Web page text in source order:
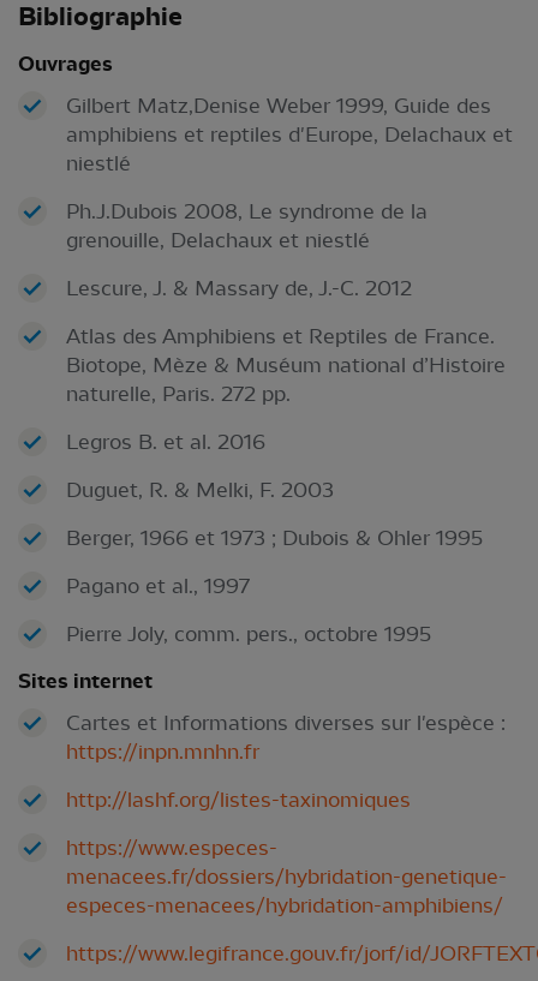
Bibliographie
Ouvrages
Gilbert Matz,Denise Weber 1999, Guide des
amphibiens et reptiles d'Europe, Delachaux et
niestlé
Ph.J.Dubois 2008, Le syndrome de la
grenouille, Delachaux et niestlé
Lescure, J. & Massary de, J.-C. 2012
Atlas des Amphibiens et Reptiles de France.
Biotope, Mèze & Muséum national d’Histoire
naturelle, Paris. 272 pp.
Legros B. et al. 2016
Duguet, R. & Melki, F. 2003
Berger, 1966 et 1973 ; Dubois & Ohler 1995
Pagano et al., 1997
Pierre Joly, comm. pers., octobre 1995
Sites internet
Cartes et Informations diverses sur l'espèce :
https://inpn.mnhn.fr
http://lashf.org/listes-taxinomiques
https://www.especes-
menacees.fr/dossiers/hybridation-genetique-
especes-menacees/hybridation-amphibiens/
https://www.legifrance.gouv.fr/jorf/id/